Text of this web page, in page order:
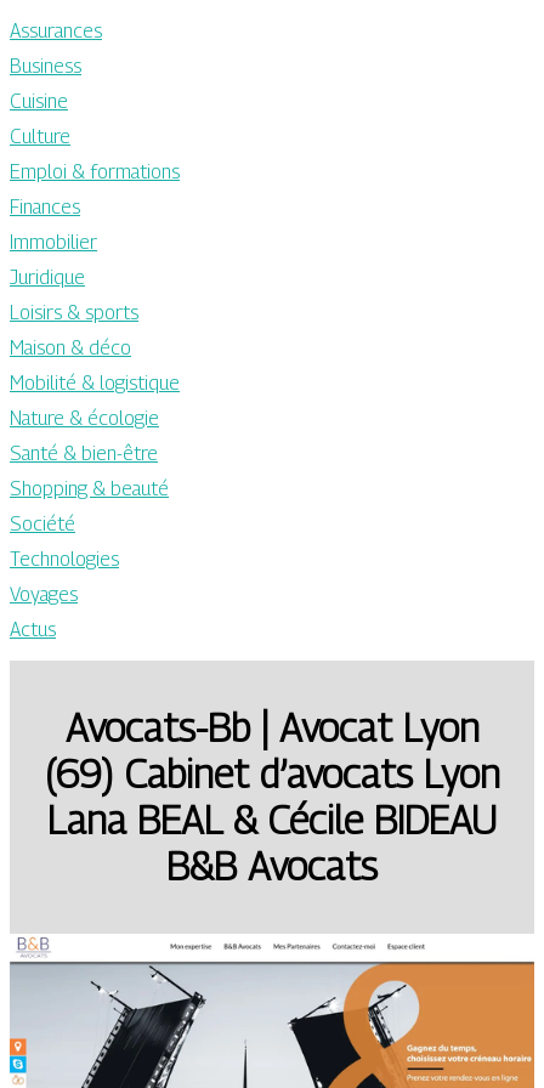
Assurances
Business
Cuisine
Culture
Emploi & formations
Finances
Immobilier
Juridique
Loisirs & sports
Maison & déco
Mobilité & logistique
Nature & écologie
Santé & bien-être
Shopping & beauté
Société
Technologies
Voyages
Actus
Avocats-Bb | Avocat Lyon
(69) Cabinet d’avocats Lyon
Lana BEAL & Cécile BIDEAU
B&B Avocats